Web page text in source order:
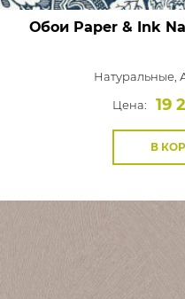
Обои Paper & Ink
Натуральные,
Цена:
19
В